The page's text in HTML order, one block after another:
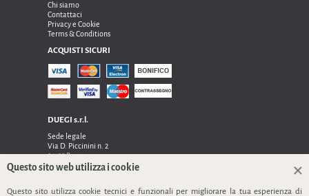
Chi siamo
Contattaci
Privacy e Cookie
Terms & Conditions
ACQUISTI SICURI
DUEGI s.r.l.
Sede legale
Via D. Piccinini n. 2
24122 Bergamo
Sede operativa e amministrativa:
24048 Treviolo (Bg)
Questo sito web utilizza i cookie
Questo sito utilizza cookie tecnici e funzionali per migliorare la tua esperienza di